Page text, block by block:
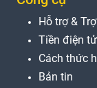
Hỗ trợ &
Tiền điện
Cách thức
Bản tin